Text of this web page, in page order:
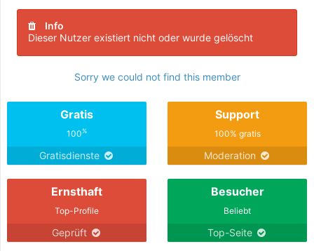
Info
Dieser Nutzer existiert nicht oder wurde gelöscht
Sorry we could not find this member
Gratis
100%
Gratisdienste
Support
100% gratis
Moderation
Ernsthaft
Top-Profile
Geprüft
Besucher
Beliebt
Top-Seite